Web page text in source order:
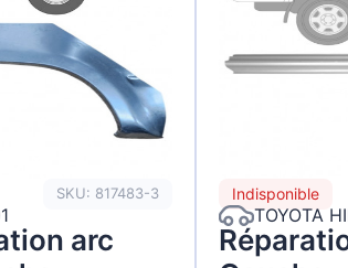
SKU: 817483-3
arc
Indisponible
TOYOTA